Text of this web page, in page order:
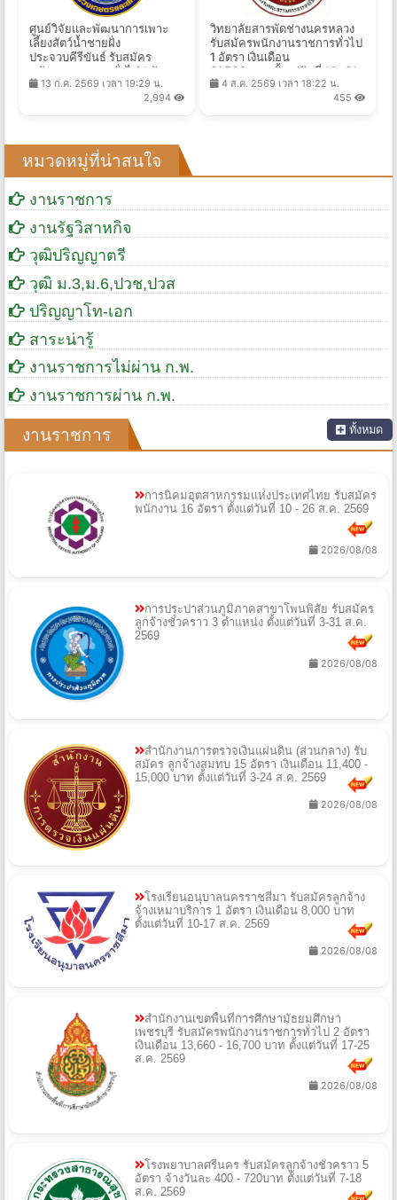
ศูนย์วิจัยและพัฒนาการเพาะ
เลี้ยงสัตว์น้ำชายฝั่ง
ประจวบคีรีขันธ์ รับสมัคร
พนักงานราชการทั่วไป 1 อัตรา
เงินเดือน 16,700 บาท ตั้งแต่วัน
13 ก.ค. 2569 เวลา 19:29 น.
2,994
วิทยาลัยสารพัดช่างนครหลวง
รับสมัครพนักงานราชการทั่วไป
1 อัตรา เงินเดือน
21,780 บาท ตั้งแต่วันที่ 13 -21
ส.ค. 2569
4 ส.ค. 2569 เวลา 18:22 น.
455
หมวดหมู่ที่น่าสนใจ
งานราชการ
งานรัฐวิสาหกิจ
วุฒิปริญญาตรี
วุฒิ ม.3,ม.6,ปวช,ปวส
ปริญญาโท-เอก
สาระน่ารู้
งานราชการไม่ผ่าน ก.พ.
งานราชการผ่าน ก.พ.
งานราชการ ทั้งหมด
การนิคมอุตสาหกรรมแห่งประเทศไทย รับสมัคร
พนักงาน 16 อัตรา ตั้งแต่วันที่ 10 - 26 ส.ค. 2569
2026/08/08
การประปาส่วนภูมิภาคสาขาโพนพิสัย รับสมัคร
ลูกจ้างชั่วคราว 3 ตำแหน่ง ตั้งแต่วันที่ 3-31 ส.ค.
2569
2026/08/08
สำนักงานการตรวจเงินแผ่นดิน (ส่วนกลาง) รับ
สมัคร ลูกจ้างสมทบ 15 อัตรา เงินเดือน 11,400 -
15,000 บาท ตั้งแต่วันที่ 3-24 ส.ค. 2569
2026/08/08
โรงเรียนอนุบาลนครราชสีมา รับสมัครลูกจ้าง
จ้างเหมาบริการ 1 อัตรา เงินเดือน 8,000 บาท
ตั้งแต่วันที่ 10-17 ส.ค. 2569
2026/08/08
สำนักงานเขตพื้นที่การศึกษามัธยมศึกษา
เพชรบุรี รับสมัครพนักงานราชการทั่วไป 2 อัตรา
เงินเดือน 13,660 - 16,700 บาท ตั้งแต่วันที่ 17-25
ส.ค. 2569
2026/08/08
โรงพยาบาลศรีนคร รับสมัครลูกจ้างชั่วคราว 5
อัตรา จ้างวันละ 400 - 720บาท ตั้งแต่วันที่ 7-18
ส.ค. 2569